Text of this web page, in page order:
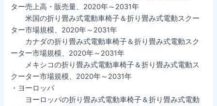
ター売上高・販売量、2020年～2031年
米国の折り畳み式電動車椅子＆折り畳み式電動スクー
ター市場規模、2020年～2031年
カナダの折り畳み式電動車椅子＆折り畳み式電動スク
ーター市場規模、2020年～2031年
メキシコの折り畳み式電動車椅子＆折り畳み式電動ス
クーター市場規模、2020年～2031年
・ヨーロッパ
ヨーロッパの折り畳み式電動車椅子＆折り畳み式電動